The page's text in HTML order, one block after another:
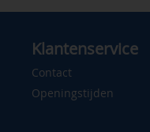
Klantenservice
Contact
Openingstijden